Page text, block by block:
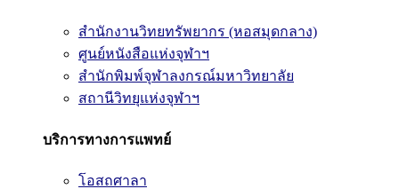
สำนักงานวิทยทรัพยากร (หอสมุดกลาง)
ศูนย์หนังสือแห่งจุฬาฯ
สำนักพิมพ์จุฬาลงกรณ์มหาวิทยาลัย
สถานีวิทยุแห่งจุฬาฯ
บริการทางการแพทย์
โอสถศาลา